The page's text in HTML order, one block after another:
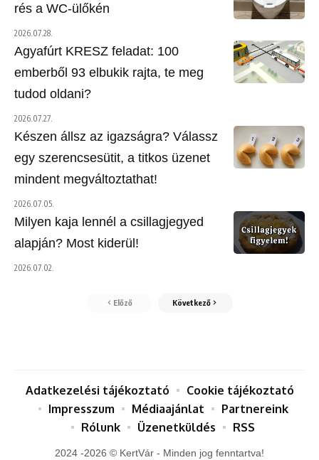
rés a WC-ülőkén
2026.07.28.
Agyafúrt KRESZ feladat: 100
emberből 93 elbukik rajta, te meg
tudod oldani?
2026.07.27.
Készen állsz az igazságra? Válassz
egy szerencsesütit, a titkos üzenet
mindent megváltoztathat!
2026.07.05.
Milyen kaja lennél a csillagjegyed
alapján? Most kiderül!
2026.07.02.
Előző Következő
2024 -2026 © KertVár - Minden jog fenntartva!
Adatkezelési tájékoztató
Cookie tájékoztató
Impresszum
Médiaajánlat
Partnereink
Rólunk
Üzenetküldés RSS